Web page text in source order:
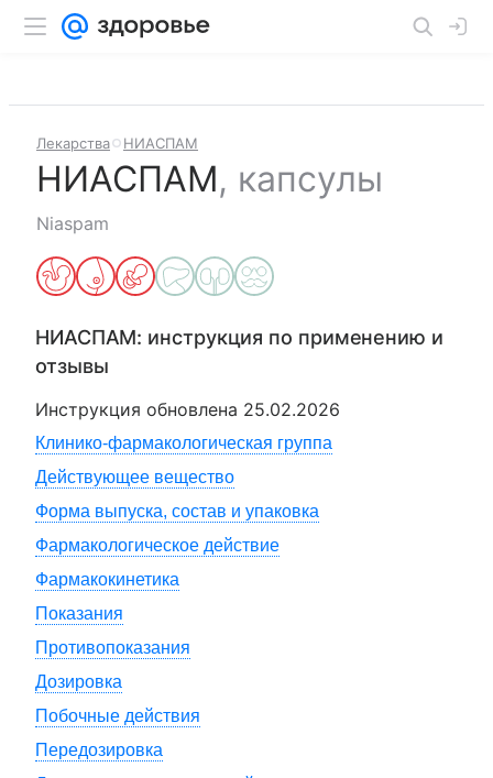
Лекарства НИАСПАМ
НИАСПАМ, капсулы
Niaspam
НИАСПАМ: инструкция по применению и
отзывы
Инструкция обновлена 25.02.2026
Клинико-фармакологическая группа
Действующее вещество
Форма выпуска, состав и упаковка
Фармакологическое действие
Фармакокинетика
Показания
Противопоказания
Дозировка
Побочные действия
Передозировка